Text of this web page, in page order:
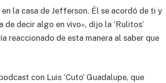
la casa de Jefferson. Él se acordó de ti y
decir algo en vivo», dijo la ‘Rulitos’
reaccionado de esta manera al saber que
con Luis ‘Cuto’ Guadalupe, que